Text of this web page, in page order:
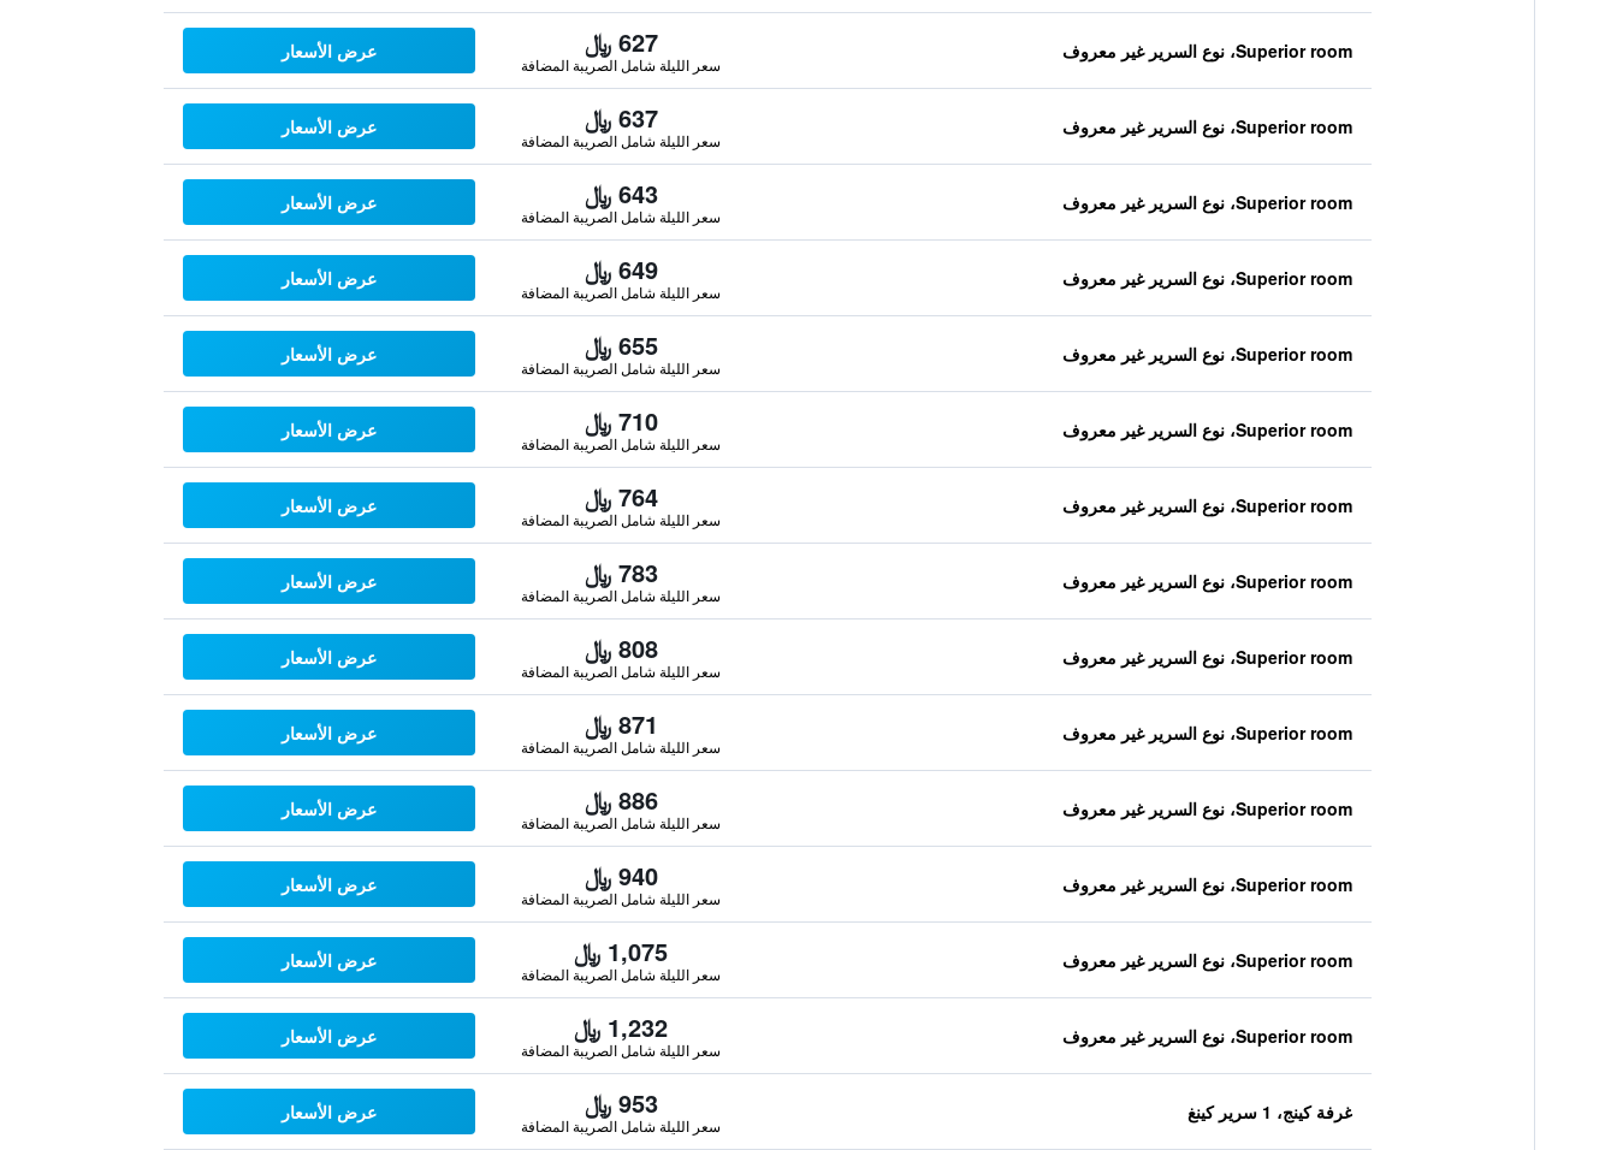
Superior room، نوع السرير غير معروف 627 ﷼
سعر الليلة شامل الصريبة المضافة
عرض الأسعار
Superior room، نوع السرير غير معروف 637 ﷼
سعر الليلة شامل الصريبة المضافة
عرض الأسعار
Superior room، نوع السرير غير معروف 643 ﷼
سعر الليلة شامل الصريبة المضافة
عرض الأسعار
Superior room، نوع السرير غير معروف 649 ﷼
سعر الليلة شامل الصريبة المضافة
عرض الأسعار
Superior room، نوع السرير غير معروف 655 ﷼
سعر الليلة شامل الصريبة المضافة
عرض الأسعار
Superior room، نوع السرير غير معروف 710 ﷼
سعر الليلة شامل الصريبة المضافة
عرض الأسعار
Superior room، نوع السرير غير معروف 764 ﷼
سعر الليلة شامل الصريبة المضافة
عرض الأسعار
Superior room، نوع السرير غير معروف 783 ﷼
سعر الليلة شامل الصريبة المضافة
عرض الأسعار
Superior room، نوع السرير غير معروف 808 ﷼
سعر الليلة شامل الصريبة المضافة
عرض الأسعار
Superior room، نوع السرير غير معروف 871 ﷼
سعر الليلة شامل الصريبة المضافة
عرض الأسعار
Superior room، نوع السرير غير معروف 886 ﷼
سعر الليلة شامل الصريبة المضافة
عرض الأسعار
Superior room، نوع السرير غير معروف 940 ﷼
سعر الليلة شامل الصريبة المضافة
عرض الأسعار
Superior room، نوع السرير غير معروف 1,075 ﷼
سعر الليلة شامل الصريبة المضافة
عرض الأسعار
Superior room، نوع السرير غير معروف 1,232 ﷼
سعر الليلة شامل الصريبة المضافة
عرض الأسعار
غرفة كينج، 1 سرير كينغ 953 ﷼
سعر الليلة شامل الصريبة المضافة
عرض الأسعار